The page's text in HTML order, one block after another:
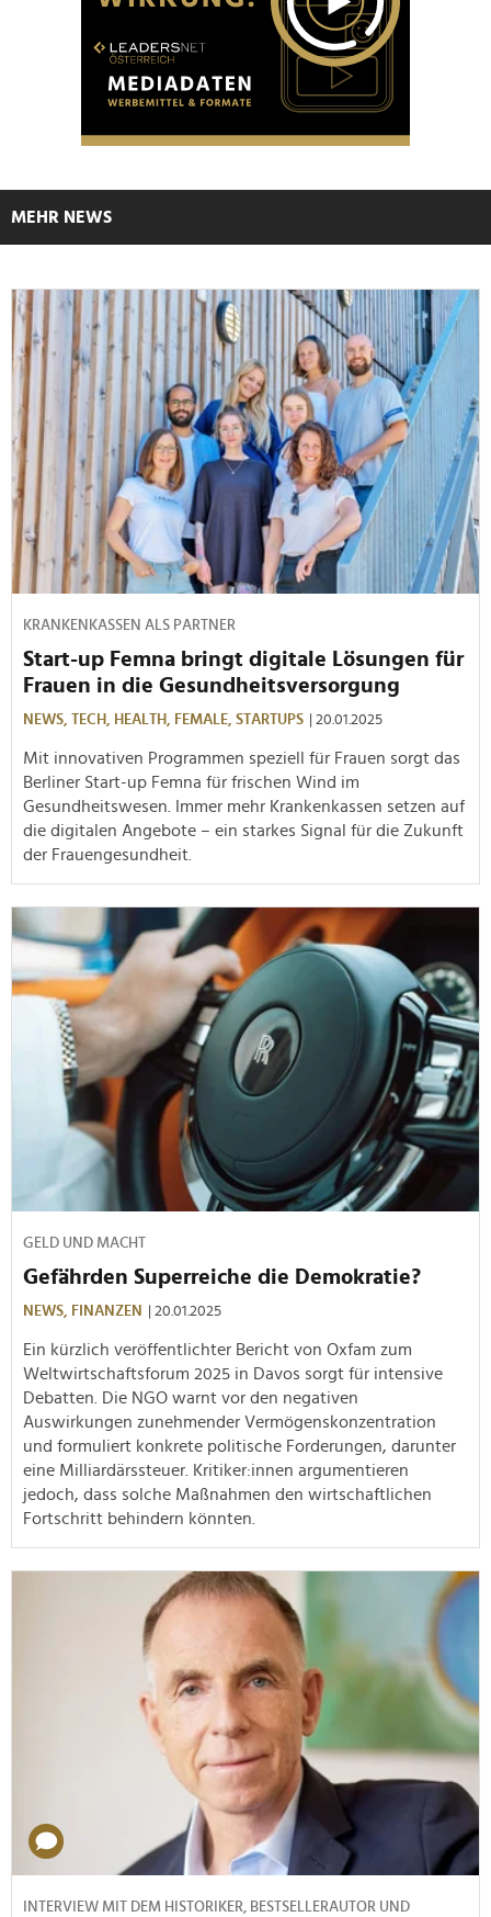
MEHR NEWS
KRANKENKASSEN ALS PARTNER
Start-up Femna bringt digitale Lösungen für
Frauen in die Gesundheitsversorgung
NEWS, TECH, HEALTH, FEMALE, STARTUPS | 20.01.2025
Mit innovativen Programmen speziell für Frauen sorgt das
Berliner Start-up Femna für frischen Wind im
Gesundheitswesen. Immer mehr Krankenkassen setzen auf
die digitalen Angebote – ein starkes Signal für die Zukunft
der Frauengesundheit.
GELD UND MACHT
Gefährden Superreiche die Demokratie?
NEWS, FINANZEN | 20.01.2025
Ein kürzlich veröffentlichter Bericht von Oxfam zum
Weltwirtschaftsforum 2025 in Davos sorgt für intensive
Debatten. Die NGO warnt vor den negativen
Auswirkungen zunehmender Vermögenskonzentration
und formuliert konkrete politische Forderungen, darunter
eine Milliardärssteuer. Kritiker:innen argumentieren
jedoch, dass solche Maßnahmen den wirtschaftlichen
Fortschritt behindern könnten.
INTERVIEW MIT DEM HISTORIKER, BESTSELLERAUTOR UND